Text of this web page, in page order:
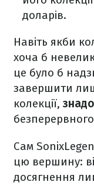
доларів.
Навіть якби
хоча б
це було б
завершити
колекції,
Сам
цю вершину:
досягнення